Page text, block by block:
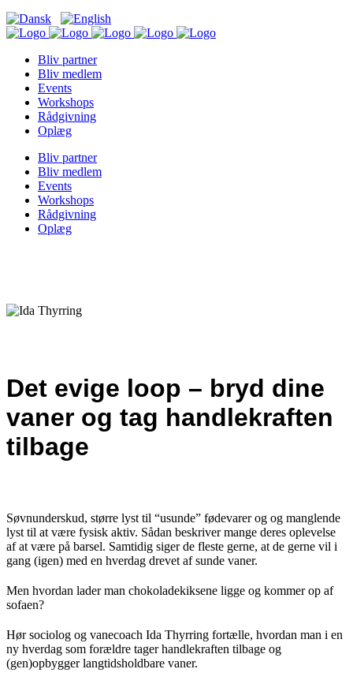
Bliv partner
Bliv medlem
Events
Workshops
Rådgivning
Oplæg
Bliv partner
Bliv medlem
Events
Workshops
Rådgivning
Oplæg
Det evige loop – bryd dine
vaner og tag handlekraften
tilbage
Søvnunderskud, større lyst til “usunde” fødevarer og og manglende
lyst til at være fysisk aktiv. Sådan beskriver mange deres oplevelse
af at være på barsel. Samtidig siger de fleste gerne, at de gerne vil i
gang (igen) med en hverdag drevet af sunde vaner.
Men hvordan lader man chokoladekiksene ligge og kommer op af
sofaen?
Hør sociolog og vanecoach Ida Thyrring fortælle, hvordan man i en
ny hverdag som forældre tagerhandlekraften tilbage og
(gen)opbyggerlangtidsholdbare vaner.